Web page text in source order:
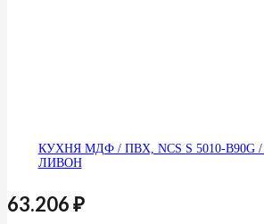
КУХНЯ МДФ / ПВХ, NCS S 5010-B90G /
ЛИВОН
63.206₽